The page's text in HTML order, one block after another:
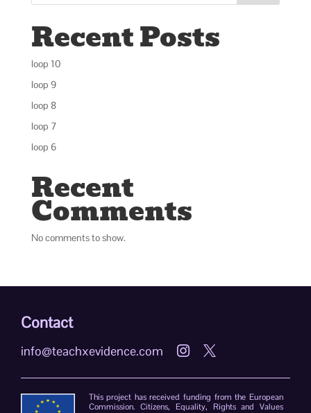
Recent Posts
loop 10
loop 9
loop 8
loop 7
loop 6
Recent
Comments
No comments to show.
Contact
info@teachxevidence.com  
This project has received funding from the European
Commission. Citizens, Equality, Rights and Values